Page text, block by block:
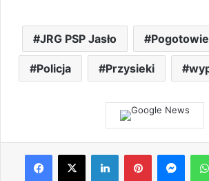
JRG PSP Jasło
Policja Przysieki
Facebook
X LinkedInPinterest